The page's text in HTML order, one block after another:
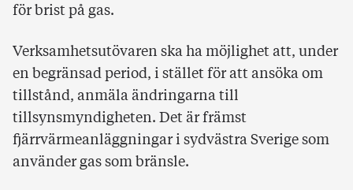
för brist på gas.
Verksamhetsutövaren ska ha möjlighet att, under
en begränsad period, i stället för att ansöka om
tillstånd, anmäla ändringarna till
tillsynsmyndigheten. Det är främst
fjärrvärmeanläggningar i sydvästra Sverige som
använder gas som bränsle.